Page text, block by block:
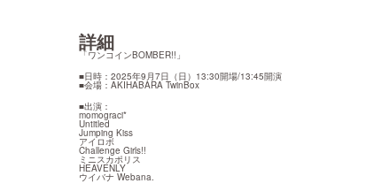
詳細
「ワンコインBOMBER!!」
■日時：2025年9月7日（日）13:30開場/13:45開演
■会場：AKIHABARA TwinBox
■出演：
momograci*
Untitled
Jumping Kiss
アイロボ
Challenge Girls!!
ミニスカポリス
HEAVENLY
ウイバナ Webana.